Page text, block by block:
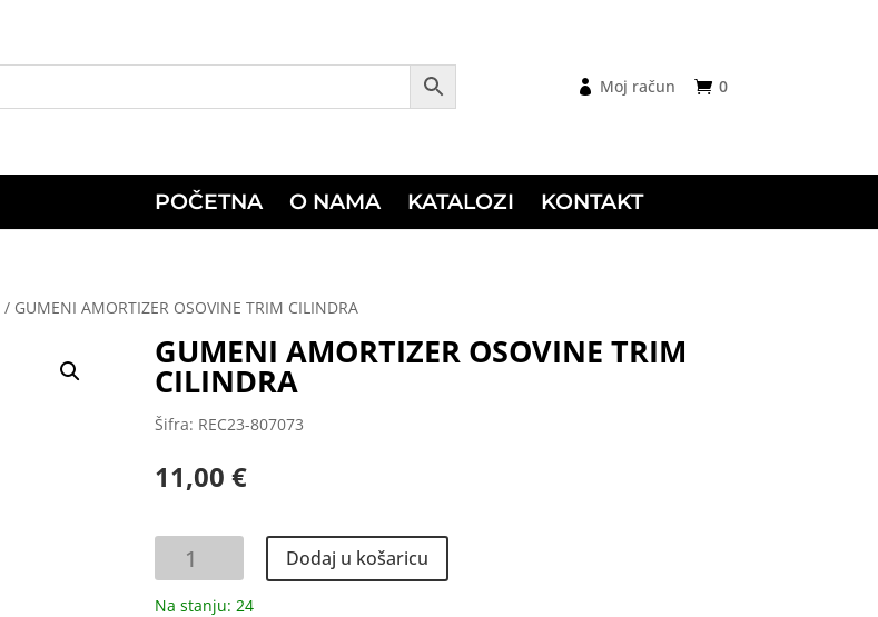
0
Moj račun
POČETNA O NAMA KATALOZI KONTAKT
/ GUMENI AMORTIZER OSOVINE TRIM CILINDRA
GUMENI AMORTIZER OSOVINE TRIM
CILINDRA
Šifra: REC23-807073
11,00 €
GUMENI
AMORTIZER
OSOVINE
Dodaj u košaricu
Na stanju: 24